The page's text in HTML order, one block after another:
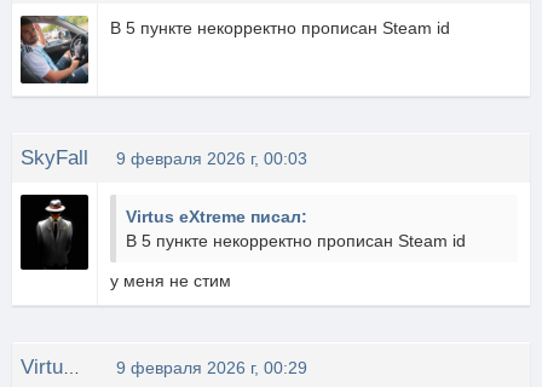
В 5 пункте некорректно прописан Steam id
SkyFall 9 февраля 2026 г, 00:03
Virtus eXtreme писал:
В 5 пункте некорректно прописан Steam id
у меня не стим
9 февраля 2026 г, 00:29